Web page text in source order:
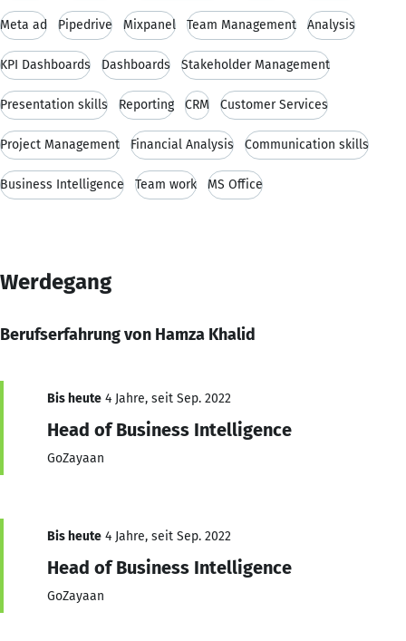
Meta ad Pipedrive Mixpanel Team Management Analysis
KPI Dashboards Dashboards Stakeholder Management
Presentation skills Reporting CRM Customer Services
Project Management Financial Analysis Communication skills
Business Intelligence Team work MS Office
Werdegang
Berufserfahrung von Hamza Khalid
Bis heute 4 Jahre, seit Sep. 2022
Head of Business Intelligence
GoZayaan
Bis heute 4 Jahre, seit Sep. 2022
Head of Business Intelligence
GoZayaan